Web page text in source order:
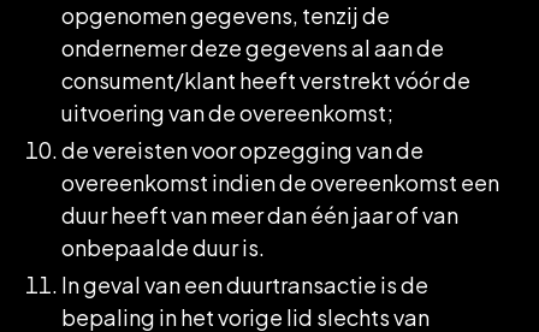
opgenomen gegevens, tenzij de
ondernemer deze gegevens al aan de
consument/klant heeft verstrekt vóór de
uitvoering van de overeenkomst;
de vereisten voor opzegging van de
overeenkomst indien de overeenkomst een
duur heeft van meer dan één jaar of van
onbepaalde duur is.
In geval van een duurtransactie is de
bepaling in het vorige lid slechts van